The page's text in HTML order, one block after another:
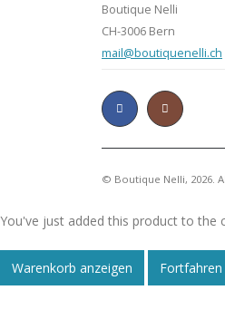
Boutique Nelli
CH-3006 Bern
mail@boutiquenelli.ch
© Boutique Nelli, 2026.
You've just added this product to the
Warenkorb anzeigen Fortfahren